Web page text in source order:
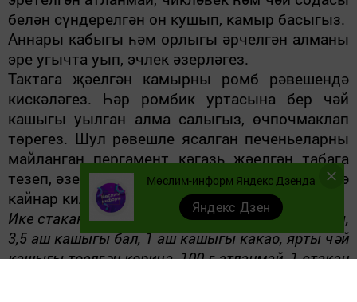
белән сүндерелгән он кушып, камыр басыгыз.
Аннары кабыгы һәм орлыгы әрчелгән алманы
эре угычта уып, эчлек әзерләгез.
Тактага җәелгән камырны ромб рәвешендә
кискәләгез. Һәр ромбик уртасына бер чәй
кашыгы уылган алма салыгыз, өчпочмаклап
төрегез. Шул рәвешле ясалган печеньеларны
майланган пергамент кәгазь җәелгән табага
тезеп, әзер булганчы мичтә пешерегез. Өстенә
кайнар килеш шикәр оны сибегез.
Ике стакан онга: 3 йомырка, 1 стакан шикәр оны,
3,5 аш кашыгы бал, 1 аш кашыгы какао, ярты чәй
кашыгы төелгән корица, 100 г атланмай, 1 стакан
Мөслим-информ Яндекс Дзенда
Яндекс Дзен